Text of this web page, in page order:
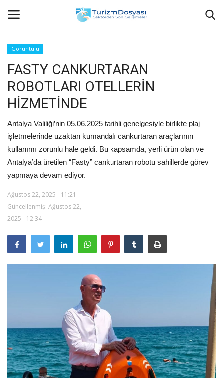
Anasayfa
Bize Ulaşın
Künye
Halil ÖNCÜ kimdir?
KVKK Aydınlatma Metni
Haberler
Görüntülü
Araştırma - İnceleme
Sizlerden Gelenler
Yorumlar
Görüntülü
FASTY CANKURTARAN
ROBOTLARI OTELLERİN
HİZMETİNDE
Antalya Valiliği’nin 05.06.2025 tarihli genelgesiyle birlikte plaj
işletmelerinde uzaktan kumandalı cankurtaran araçlarının
kullanımı zorunlu hale geldi. Bu kapsamda, yerli ürün olan ve
Antalya’da üretilen “Fasty” cankurtaran robotu sahillerde görev
yapmaya devam ediyor.
Ağustos 22, 2025 - 11:21
Güncellenmiş: Ağustos 22,
2025 - 12:34